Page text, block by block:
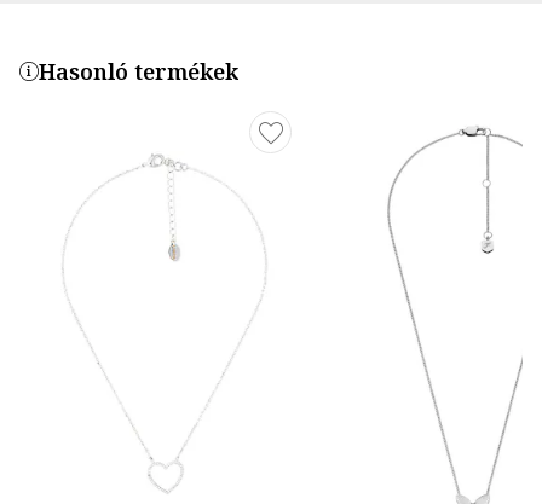
Hasonló termékek